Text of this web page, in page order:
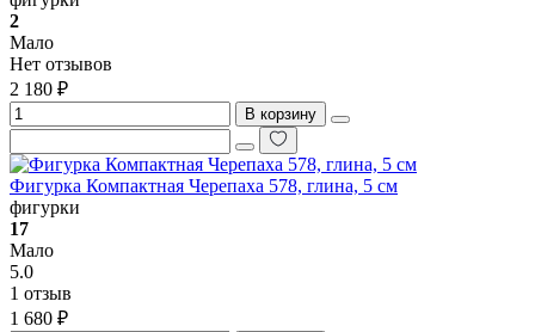
2
Мало
Нет отзывов
2 180 ₽
В корзину
Фигурка Компактная Черепаха 578, глина, 5 см
фигурки
17
Мало
5.0
1 отзыв
1 680 ₽